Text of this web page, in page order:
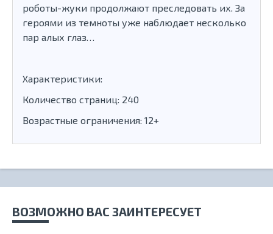
роботы-жуки продолжают преследовать их. За
героями из темноты уже наблюдает несколько
пар алых глаз…
Характеристики:
Количество страниц: 240
Возрастные ограничения: 12+
ВОЗМОЖНО ВАС ЗАИНТЕРЕСУЕТ